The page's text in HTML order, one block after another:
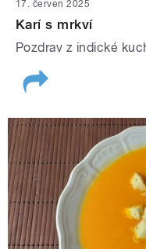
17. červen 2025
Karí s mrkví
Pozdrav z indické